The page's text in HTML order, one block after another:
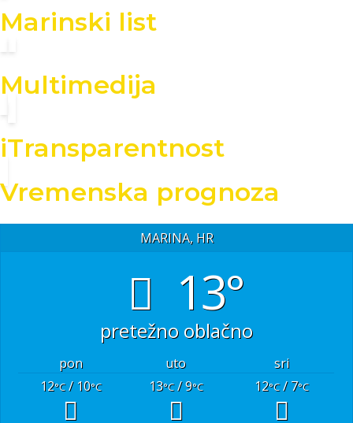
Marinski list
Multimedija
iTransparentnost
Vremenska prognoza
MARINA, HR
13°
pretežno oblačno
pon uto
sri
12°C/ 10°C 13°C/ 9°C 12°C/ 7°C